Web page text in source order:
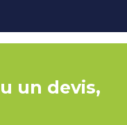
un devis,